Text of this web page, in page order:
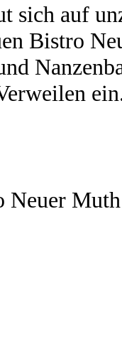
sich auf
Bistro